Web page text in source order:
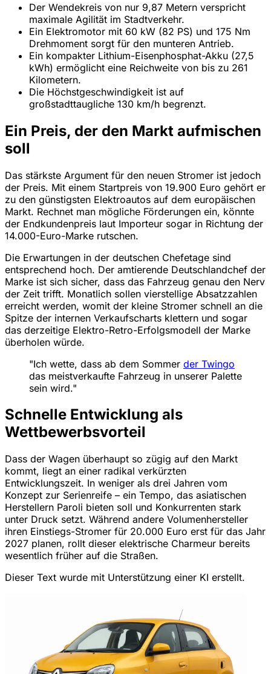
Der Wendekreis von nur 9,87 Metern verspricht
maximale Agilität im Stadtverkehr.
Ein Elektromotor mit 60 kW (82 PS) und 175 Nm
Drehmoment sorgt für den munteren Antrieb.
Ein kompakter Lithium-Eisenphosphat-Akku (27,5
kWh) ermöglicht eine Reichweite von bis zu 261
Kilometern.
Die Höchstgeschwindigkeit ist auf
großstadttaugliche 130 km/h begrenzt.
Ein Preis, der den Markt aufmischen
soll
Das stärkste Argument für den neuen Stromer ist jedoch
der Preis. Mit einem Startpreis von 19.900 Euro gehört er
zu den günstigsten Elektroautos auf dem europäischen
Markt. Rechnet man mögliche Förderungen ein, könnte
der Endkundenpreis laut Importeur sogar in Richtung der
14.000-Euro-Marke rutschen.
Die Erwartungen in der deutschen Chefetage sind
entsprechend hoch. Der amtierende Deutschlandchef der
Marke ist sich sicher, dass das Fahrzeug genau den Nerv
der Zeit trifft. Monatlich sollen vierstellige Absatzzahlen
erreicht werden, womit der kleine Stromer schnell an die
Spitze der internen Verkaufscharts klettern und sogar
das derzeitige Elektro-Retro-Erfolgsmodell der Marke
überholen würde.
"Ich wette, dass ab dem Sommer der Twingo
das meistverkaufte Fahrzeug in unserer Palette
sein wird."
Schnelle Entwicklung als
Wettbewerbsvorteil
Dass der Wagen überhaupt so zügig auf den Markt
kommt, liegt an einer radikal verkürzten
Entwicklungszeit. In weniger als drei Jahren vom
Konzept zur Serienreife – ein Tempo, das asiatischen
Herstellern Paroli bieten soll und Konkurrenten stark
unter Druck setzt. Während andere Volumenhersteller
ihren Einstiegs-Stromer für 20.000 Euro erst für das Jahr
2027 planen, rollt dieser elektrische Charmeur bereits
wesentlich früher auf die Straßen.
Dieser Text wurde mit Unterstützung einer KI erstellt.